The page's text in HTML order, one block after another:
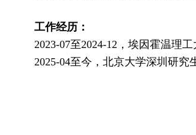
工作经历：
2023-07至2024-12，埃因霍温理
2025-04至今，北京大学深圳研